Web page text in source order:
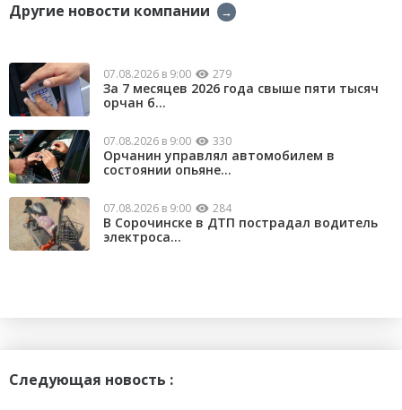
Другие новости компании →
07.08.2026 в 9:00 279
За 7 месяцев 2026 года свыше пяти тысяч
орчан б...
07.08.2026 в 9:00 330
Орчанин управлял автомобилем в
состоянии опьяне...
07.08.2026 в 9:00 284
В Сорочинске в ДТП пострадал водитель
электроса...
Следующая новость :